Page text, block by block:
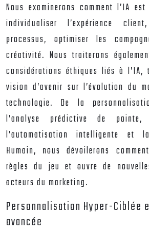
Nous examinerons comment l’IA
individualiser l’expérience
processus, optimiser les
créativité. Nous traiterons
considérations éthiques liés à
vision d’avenir sur l’évolution du
technologie. De la
l’analyse prédictive de
l’automatisation intelligente et
Humain, nous dévoilerons
règles du jeu et ouvre de
acteurs du marketing.
Personnalisation Hyper-Ciblée
avancée